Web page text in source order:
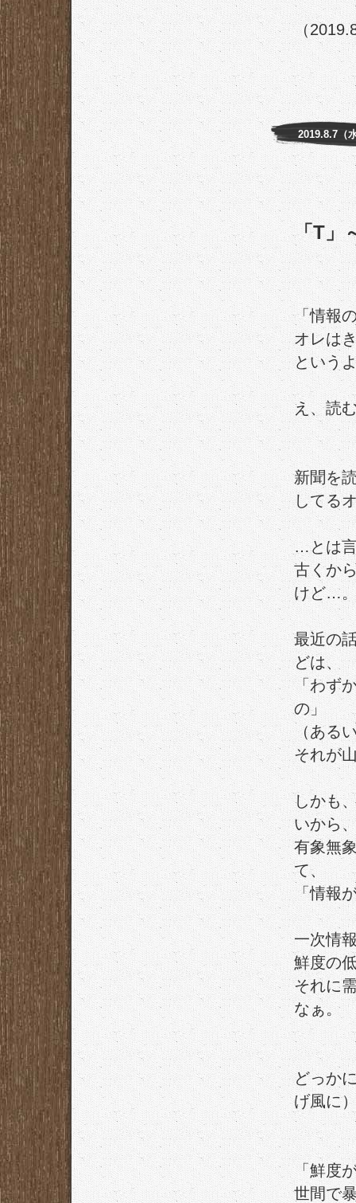
（
2019.8.7（
「T」
「情報
オレは
という
え、読
新聞を
してる
…とは
古くか
けど…
最近の
どは、
「わず
の」
（ある
それが
しかも
いから
有象無
て、
「情報
一次情
鮮度の
それに
なぁ。
どっか
げ風に
「鮮度
世間で